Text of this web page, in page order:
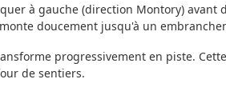
à gauche (direction Montory) avant
doucement jusqu'à un
progressivement en piste.
de sentiers.